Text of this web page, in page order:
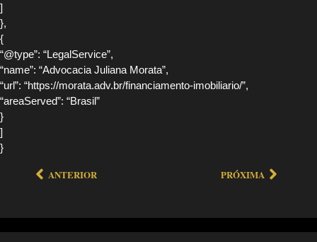
]
},
{
“@type”: “LegalService”,
“name”: “Advocacia Juliana Morata”,
“url”: “https://morata.adv.br/financiamento-imobiliario/”,
“areaServed”: “Brasil”
}
]
}
ANTERIOR PRÓXIMA